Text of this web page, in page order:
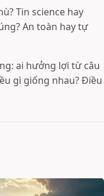
Tin science hay
An toàn hay tự
ai hưởng lợi từ câu
gì giống nhau? Điều